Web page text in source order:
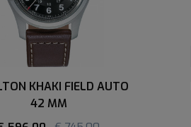
KHAKI FIELD AUTO
42 MM